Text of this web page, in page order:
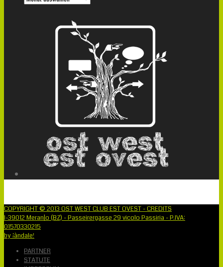
COPYRIGHT © 2013 OST WEST CLUB EST OVEST - CREDITS
I-39012 Meran|o (BZ) - Passeirergasse 29 vicolo Passiria - P.IVA:
01570330215
by ¡àndale!
PARTNER
STATUTE